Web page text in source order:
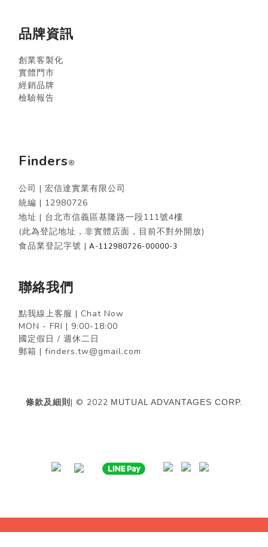
品牌資訊
創業客製化
實體門市
經銷品牌
檢驗報告
Finders®
公司 | 宏信達實業有限公司
統編 | 12980726
地址 | 台北市信義區基隆路一段111號4樓
(此為登記地址，非實體店面，目前不對外開放)
食品業登記字號 | A-112980726-00000-3
聯絡我們
點我線上客服 | Chat Now
MON - FRI | 9:00-18:00
國定假日 / 週休二日
郵箱 | finders.tw@gmail.com
條款及細則| © 2022 MUTUAL ADVANTAGES CORP.